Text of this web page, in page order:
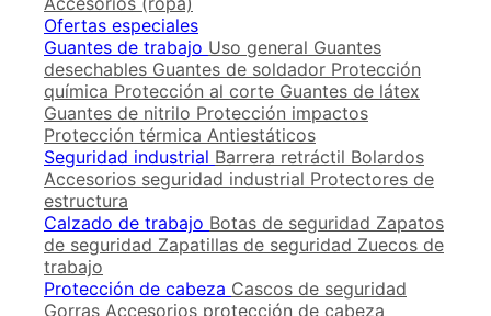
Ofertas especiales
Guantes de trabajo Uso general Guantes
desechables Guantes de soldador Protección
química Protección al corte Guantes de látex
Guantes de nitrilo Protección impactos
Protección térmica Antiestáticos
Seguridad industrial Barrera retráctil Bolardos
Accesorios seguridad industrial Protectores de
estructura
Calzado de trabajo Botas de seguridad Zapatos
de seguridad Zapatillas de seguridad Zuecos de
trabajo
Protección de cabeza Cascos de seguridad
Gorras Accesorios protección de cabeza